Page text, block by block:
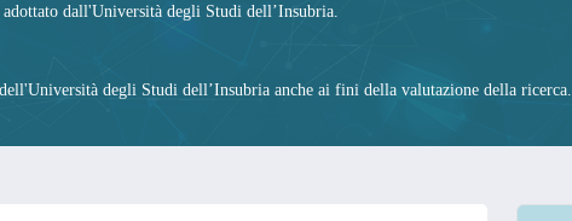
dall'Università degli Studi dell’Insubria.
degli Studi dell’Insubria anche ai fini della valutazione della ricerca.